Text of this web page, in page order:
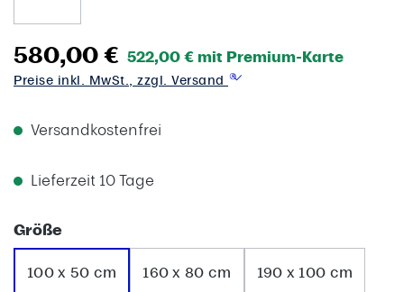
580,00 € 522,00 € mit Premium-Karte
Preise inkl. MwSt., zzgl. Versand
Versandkostenfrei
Lieferzeit 10 Tage
Größeauswählen
100 x 50 cm 160 x 80 cm 190 x 100 cm